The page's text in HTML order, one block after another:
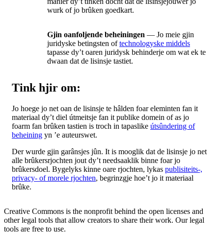
wurk of jo brûken goedkart.
Gjin oanfoljende beheiningen — Jo meie gjin
juridyske betingsten oftechnologyske middels
tapasse dy’t oaren juridysk behinderje om wat ek te
dwaan dat de lisinsje tastiet.
Tink hjir om:
Jo hoege jo net oan de lisinsje te hâlden foar eleminten fan it
materiaal dy’t diel útmeitsje fan it publike domein of as jo
foarm fan brûken tastien is troch in tapaslike útsûndering of
beheining yn ’e auteurswet.
Der wurde gjin garânsjes jûn. It is mooglik dat de lisinsje jo net
alle brûkersrjochten jout dy’t needsaaklik binne foar jo
brûkersdoel. Bygelyks kinne oare rjochten, lykas publisiteits-,
privacy- of morele rjochten, begrinzgje hoe’t jo it materiaal
brûke.
Creative Commons is the nonprofit behind the open licenses and
other legal tools that allow creators to share their work. Our legal
tools are free to use.